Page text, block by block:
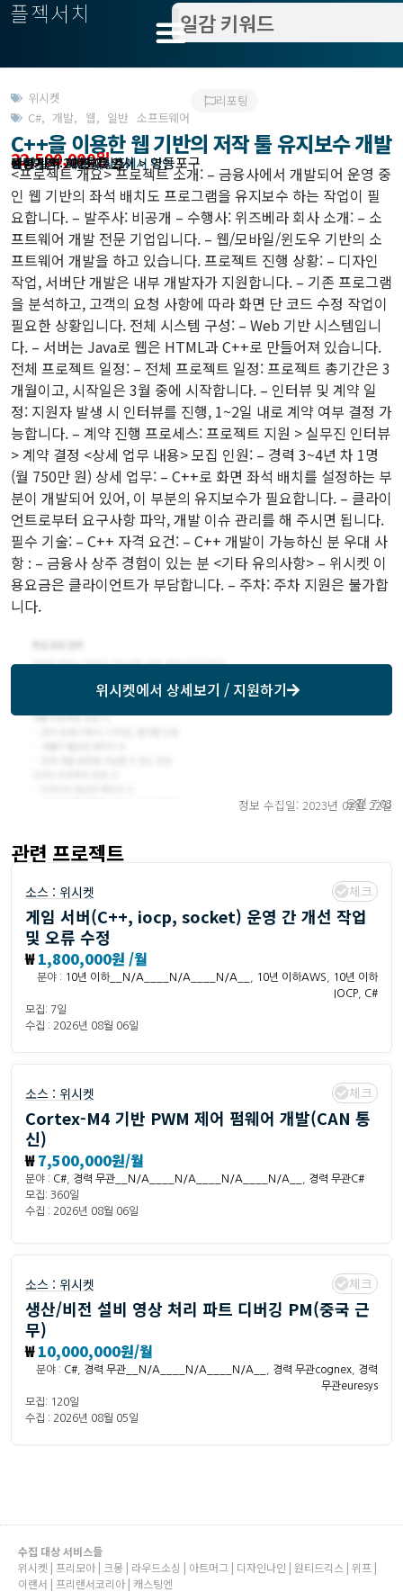
플젝서치
위시켓
C#, 개발, 웹, 일반 소프트웨어
리포팅
C++을 이용한 웹 기반의 저작 툴 유지보수 개발
22,500,000원
작업방식 : 기간제(상주)
모집기한 : 해당 서비스에서 확인
예상기간 : 90일
등록 일자 2023.02.21.
관련지역 : 서울특별시 > 영등포구
<프로젝트 개요> 프로젝트 소개: – 금융사에서 개발되어 운영 중
인 웹 기반의 좌석 배치도 프로그램을 유지보수 하는 작업이 필
요합니다. – 발주사: 비공개 – 수행사: 위즈베라 회사 소개: – 소
프트웨어 개발 전문 기업입니다. – 웹/모바일/윈도우 기반의 소
프트웨어 개발을 하고 있습니다. 프로젝트 진행 상황: – 디자인
작업, 서버단 개발은 내부 개발자가 지원합니다. – 기존 프로그램
을 분석하고, 고객의 요청 사항에 따라 화면 단 코드 수정 작업이
필요한 상황입니다. 전체 시스템 구성: – Web 기반 시스템입니
다. – 서버는 Java로 웹은 HTML과 C++로 만들어져 있습니다.
전체 프로젝트 일정: – 전체 프로젝트 일정: 프로젝트 총기간은 3
개월이고, 시작일은 3월 중에 시작합니다. – 인터뷰 및 계약 일
정: 지원자 발생 시 인터뷰를 진행, 1~2일 내로 계약 여부 결정 가
능합니다. – 계약 진행 프로세스: 프로젝트 지원 > 실무진 인터뷰
> 계약 결정 <상세 업무 내용> 모집 인원: – 경력 3~4년 차 1명
(월 750만 원) 상세 업무: – C++로 화면 좌석 배치를 설정하는 부
분이 개발되어 있어, 이 부분의 유지보수가 필요합니다. – 클라이
언트로부터 요구사항 파악, 개발 이슈 관리를 해 주시면 됩니다.
필수 기술: – C++ 자격 요건: – C++ 개발이 가능하신 분 우대 사
항 : – 금융사 상주 경험이 있는 분 <기타 유의사항> – 위시켓 이
용요금은 클라이언트가 부담합니다. – 주차: 주차 지원은 불가합
니다.
위시켓에서 상세보기 / 지원하기
정보 수집일: 2023년 02월 22일
오전 7:03
관련 프로젝트
소스 : 위시켓 체크
게임 서버(C++, iocp, socket) 운영 간 개선 작업
및 오류 수정
₩1,800,000원 /월
분야 : 10년 이하__N/A____N/A____N/A__ 10년 이하AWS
10년 이하
IOCP
C#
모집: 7일
수집 : 2026년 08월 06일
소스 : 위시켓 체크
Cortex-M4 기반 PWM 제어 펌웨어 개발(CAN 통
신)
₩7,500,000원/월
분야 : C# 경력 무관__N/A____N/A____N/A____N/A__
경력 무관C#
모집: 360일
수집 : 2026년 08월 06일
소스 : 위시켓 체크
생산/비전 설비 영상 처리 파트 디버깅 PM(중국 근
무)
₩10,000,000원/월
분야 : C# 경력 무관__N/A____N/A____N/A__ 경력 무관cognex
경력
무관euresys
모집: 120일
수집 : 2026년 08월 05일
수집 대상 서비스들
위시켓 | 프리모아 | 크몽 | 라우드소싱 | 아트머그 | 디자인나인 | 원티드긱스 | 위프 |
이랜서 | 프리랜서코리아 | 캐스팅엔